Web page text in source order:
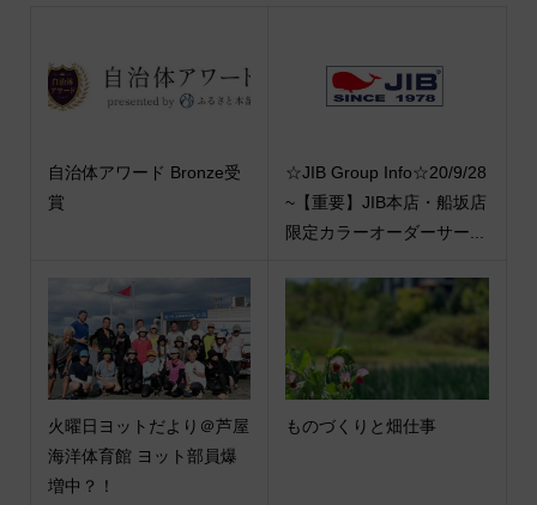
自治体アワード Bronze受
賞
☆JIB Group Info☆20/9/28
~【重要】JIB本店・船坂店
限定カラーオーダーサー...
火曜日ヨットだより＠芦屋
海洋体育館 ヨット部員爆
増中？！
ものづくりと畑仕事